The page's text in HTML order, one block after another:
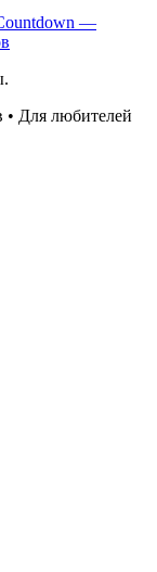
—
• Для любителей